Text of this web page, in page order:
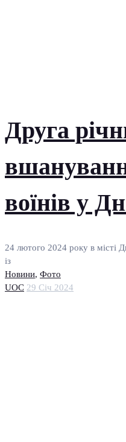
Друга
воїнів у
24 лютого 2024 року в місті
із
Новини, Фото
UOC 29 Січ 2024